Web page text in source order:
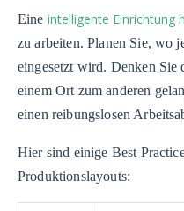
Eine intelligente Einrichtung
zu arbeiten. Planen Sie, wo
eingesetzt wird. Denken Sie
einem Ort zum anderen
einen reibungslosen
Hier sind einige Best
Produktionslayouts: